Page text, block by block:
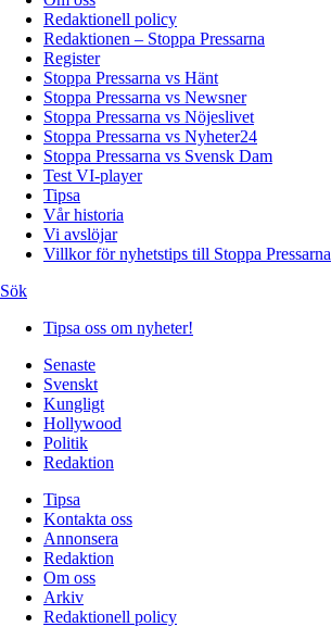
Redaktionell policy
Redaktionen – Stoppa Pressarna
Register
Stoppa Pressarna vs Hänt
Stoppa Pressarna vs Newsner
Stoppa Pressarna vs Nöjeslivet
Stoppa Pressarna vs Nyheter24
Stoppa Pressarna vs Svensk Dam
Test VI-player
Tipsa
Vår historia
Vi avslöjar
Villkor för nyhetstips till Stoppa Pressarna
Sök
Tipsa oss om nyheter!
Senaste
Svenskt
Kungligt
Hollywood
Politik
Redaktion
Tipsa
Kontakta oss
Annonsera
Redaktion
Om oss
Arkiv
Redaktionell policy